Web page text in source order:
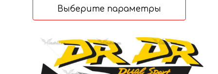
–
Выберите параметры
имеет